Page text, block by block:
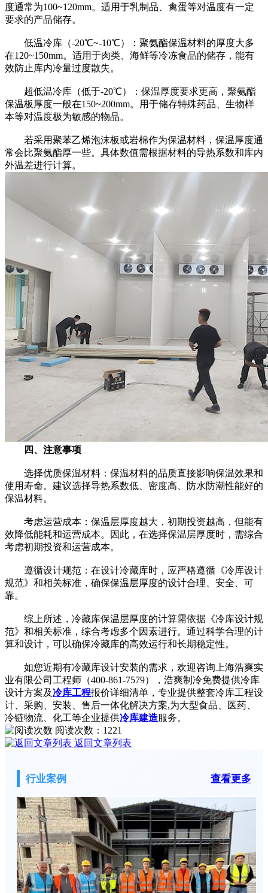
度通常为100~120mm。适用于乳制品、禽蛋等对温度有一定
要求的产品储存。
低温冷库（-20℃~-10℃）：聚氨酯保温材料的厚度大多
在120~150mm。适用于肉类、海鲜等冷冻食品的储存，能有
效防止库内冷量过度散失。
超低温冷库（低于-20℃）：保温厚度要求更高，聚氨酯
保温板厚度一般在150~200mm。用于储存特殊药品、生物样
本等对温度极为敏感的物品。
若采用聚苯乙烯泡沫板或岩棉作为保温材料，保温厚度通
常会比聚氨酯厚一些。具体数值需根据材料的导热系数和库内
外温差进行计算。
四、注意事项
选择优质保温材料：保温材料的品质直接影响保温效果和
使用寿命。建议选择导热系数低、密度高、防水防潮性能好的
保温材料。
考虑运营成本：保温层厚度越大，初期投资越高，但能有
效降低能耗和运营成本。因此，在选择保温层厚度时，需综合
考虑初期投资和运营成本。
遵循设计规范：在设计冷藏库时，应严格遵循《冷库设计
规范》和相关标准，确保保温层厚度的设计合理、安全、可
靠。
综上所述，冷藏库保温层厚度的计算需依据《冷库设计规
范》和相关标准，综合考虑多个因素进行。通过科学合理的计
算和设计，可以确保冷藏库的高效运行和长期稳定性。
如您近期有冷藏库设计安装的需求，欢迎咨询上海浩爽实
业有限公司工程师（400-861-7579），浩爽制冷免费提供冷库
设计方案及冷库工程报价详细清单，专业提供整套冷库工程设
计、采购、安装、售后一体化解决方案,为大型食品、医药、
冷链物流、化工等企业提供冷库建造服务。
阅读次数： 1221
返回文章列表
行业案例 查看更多